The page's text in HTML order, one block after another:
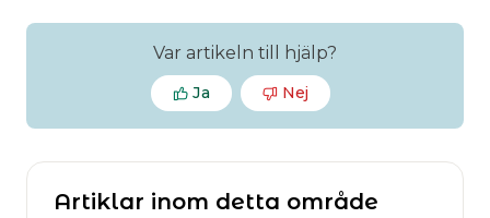
Var artikeln till hjälp?
Nej
Ja
Artiklar inom detta område